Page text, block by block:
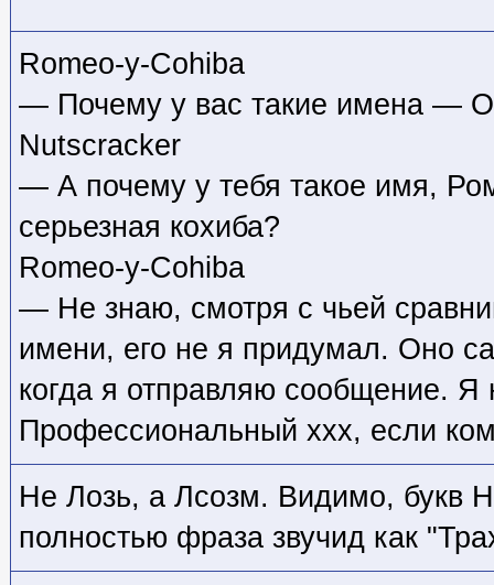
Romeo-y-Cohiba
— Почему у вас такие имена —
Nutscracker
— А почему у тебя такое имя,
серьезная кохиба?
Romeo-y-Cohiba
— Не знаю, смотря с чьей
имени, его не я придумал. Оно
когда я отправляю сообщение.
Профессиональный xxx, если
Не Лозь, а Лсозм. Видимо, букв
полностью фраза звучид как